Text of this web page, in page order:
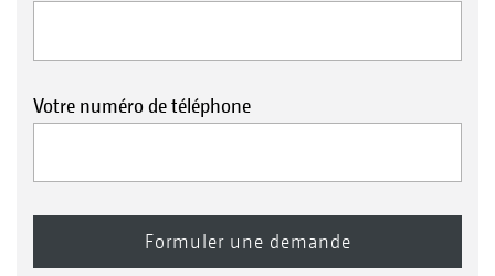
Votre numéro de téléphone